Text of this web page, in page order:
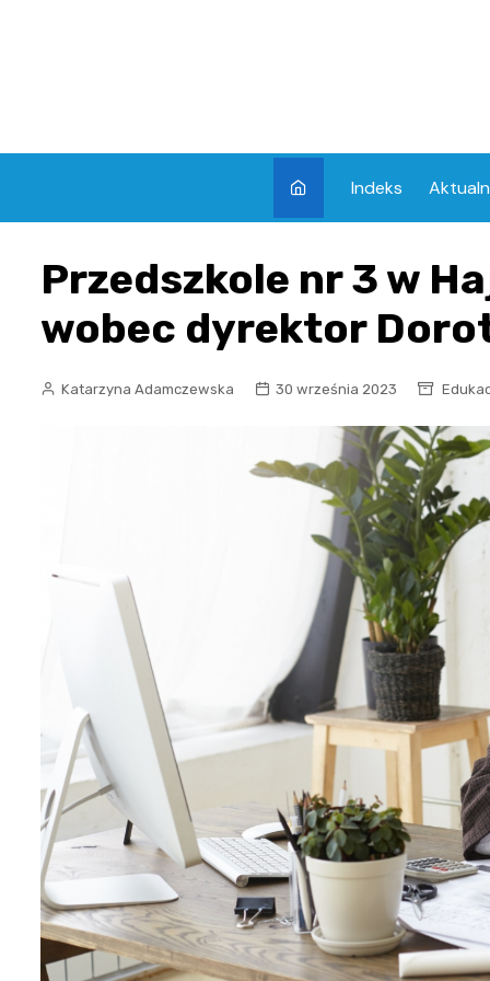
Indeks
Przedszkole nr 3 w
wobec dyrektor
Katarzyna Adamczewska 30 września 2023